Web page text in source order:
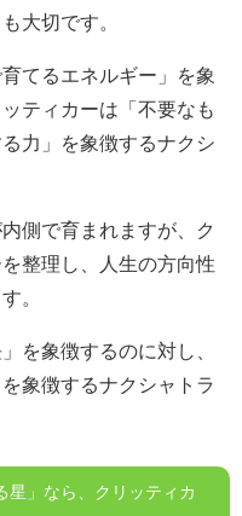
大切です。
てるエネルギー」を象
ティカーは「不要なも
力」を象徴するナクシ
側で育まれますが、ク
整理し、人生の方向性
。
を象徴するのに対し、
象徴するナクシャトラ
星」なら、クリッティカ